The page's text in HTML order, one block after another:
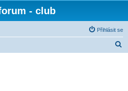
- club
Přihlásit se